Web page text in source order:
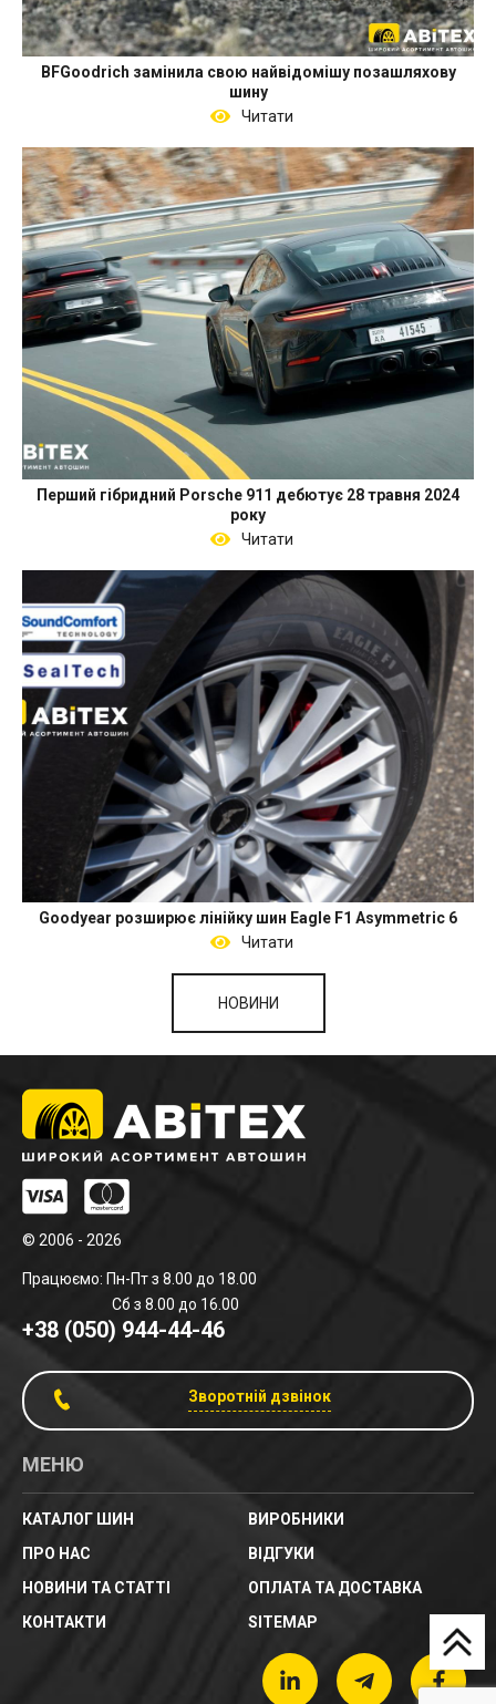
BFGoodrich замінила свою найвідомішу позашляхову
шину
Читати
Перший гібридний Porsche 911 дебютує 28 травня 2024
року
Читати
Goodyear розширює лінійку шин Eagle F1 Asymmetric 6
Читати
НОВИНИ
© 2006 - 2026
Працюємо: Пн-Пт з 8.00 до 18.00
Сб з 8.00 до 16.00
+38 (050) 944-44-46
Зворотній дзвінок
МЕНЮ
КАТАЛОГ ШИН
ВИРОБНИКИ
ПРО НАС
ВІДГУКИ
НОВИНИ ТА СТАТТІ
ОПЛАТА ТА ДОСТАВКА
КОНТАКТИ
SITEMAP